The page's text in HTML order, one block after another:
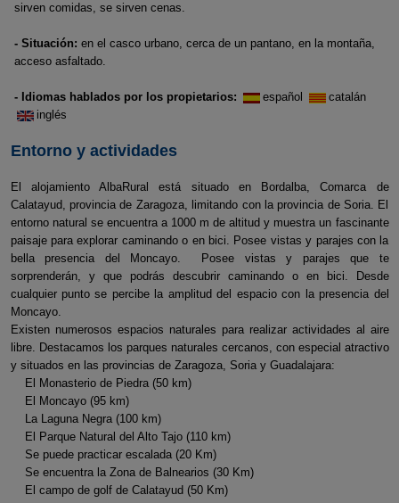
sirven comidas, se sirven cenas.
- Situación: en el casco urbano, cerca de un pantano, en la montaña,
acceso asfaltado.
- Idiomas hablados por los propietarios: español
catalán
inglés
Entorno y actividades
El alojamiento AlbaRural está situado en Bordalba, Comarca de
Calatayud, provincia de Zaragoza, limitando con la provincia de Soria. El
entorno natural se encuentra a 1000 m de altitud y muestra un fascinante
paisaje para explorar caminando o en bici. Posee vistas y parajes con la
bella presencia del Moncayo. Posee vistas y parajes que te
sorprenderán, y que podrás descubrir caminando o en bici. Desde
cualquier punto se percibe la amplitud del espacio con la presencia del
Moncayo.
Existen numerosos espacios naturales para realizar actividades al aire
libre. Destacamos los parques naturales cercanos, con especial atractivo
y situados en las provincias de Zaragoza, Soria y Guadalajara:
El Monasterio de Piedra (50 km)
El Moncayo (95 km)
La Laguna Negra (100 km)
El Parque Natural del Alto Tajo (110 km)
Se puede practicar escalada (20 Km)
Se encuentra la Zona de Balnearios (30 Km)
El campo de golf de Calatayud (50 Km)